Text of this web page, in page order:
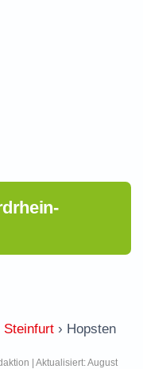
Steinfurt › Hopsten
| Aktualisiert: August